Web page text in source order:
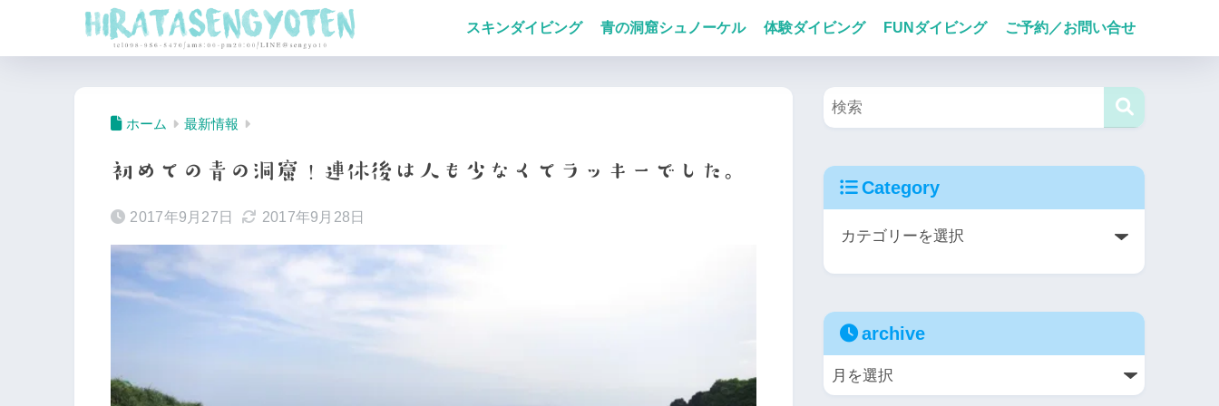
スキンダイビング 青の洞窟シュノーケル 体験ダイビング FUNダイビング ご予約／お問い合せ
ホーム 最新情報
初めての青の洞窟！連休後は人も少なくてラッキーでした。
2017年9月27日 2017年9月28日
Category
archive